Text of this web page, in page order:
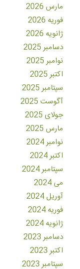
مارس 2026
فوریه 2026
ژانویه 2026
دسامبر 2025
نوامبر 2025
اکتبر 2025
سپتامبر 2025
آگوست 2025
جولای 2025
مارس 2025
نوامبر 2024
اکتبر 2024
سپتامبر 2024
می 2024
آوریل 2024
فوریه 2024
ژانویه 2024
دسامبر 2023
اکتبر 2023
سپتامبر 2023